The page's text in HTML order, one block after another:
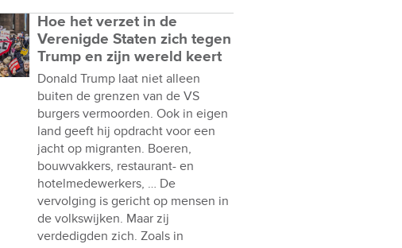
Hoe het verzet in de
Verenigde Staten zich tegen
Trump en zijn wereld keert
Donald Trump laat niet alleen
buiten de grenzen van de VS
burgers vermoorden. Ook in eigen
land geeft hij opdracht voor een
jacht op migranten. Boeren,
bouwvakkers, restaurant- en
hotelmedewerkers, … De
vervolging is gericht op mensen in
de volkswijken. Maar zij
verdedigden zich. Zoals in